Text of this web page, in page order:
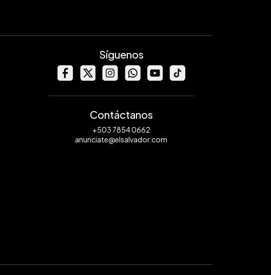
Síguenos
Contáctanos
+503 7854 0662
anunciate@elsalvador.com